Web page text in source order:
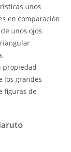
unos
en comparación
unos ojos
propiedad
los grandes
figuras de